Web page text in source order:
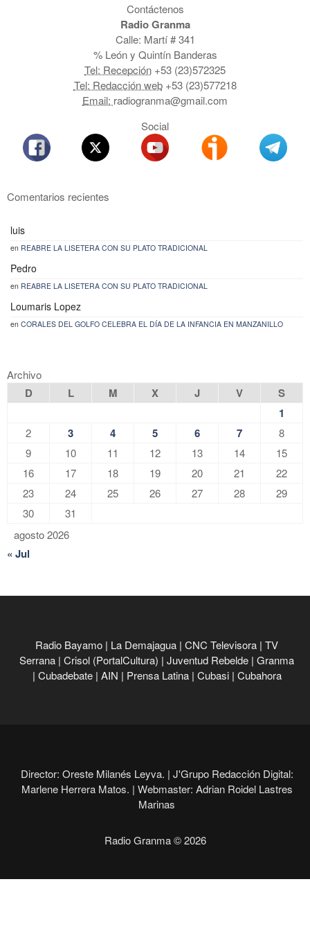
Contáctenos
Radio Granma
Calle: Martí # 341
% León y Quintín Banderas
Tel: Recepción +53 (23)572325
Tel: Redacción web+53 (23)577218
Email: radiogranma@gmail.com
Social
Comentarios recientes
luis
en REABRE LA LISETERA CON SU PLATO TRADICIONAL
Pedro
en REABRE LA LISETERA CON SU PLATO TRADICIONAL
Loumaris Lopez
en CORALES DEL GOLFO CELEBRA EL DÍA DE LA INFANCIA EN MANZANILLO
Archivo
agosto 2026
D L M X J V
S
1
2 3 4 5 6 7
8
9
10 11 12 13 14
15
16
17 18 19 20 21
22
23
24 25 26 27 28
29
30
31
« Jul
Radio Bayamo | La Demajagua | CNC Televisora | TV
Serrana | Crisol (PortalCultura) | Juventud Rebelde | Granma
| Cubadebate | AIN | Prensa Latina | Cubasi | Cubahora
Director: Oreste Milanés Leyva. | J'Grupo Redacción Digital:
Marlene Herrera Matos. | Webmaster: Adrian Roidel Lastres
Marinas
Radio Granma © 2026